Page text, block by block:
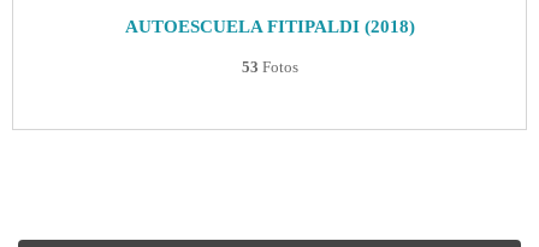
AUTOESCUELA FITIPALDI (2018)
53 Fotos